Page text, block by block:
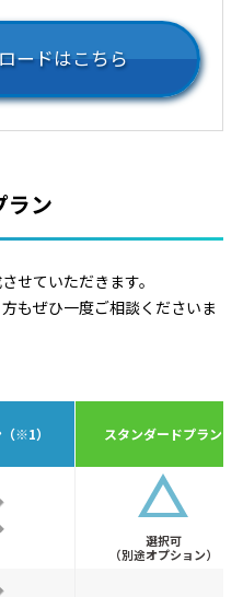
ードはこちら
ラン
せていただきます。
もぜひ一度ご相談くださいま
（※1） スタンダードプラン
選択可
（別途オプション）